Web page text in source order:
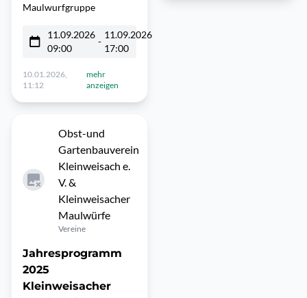
Maulwurfgruppe
11.09.2026
09:00
-
11.09.2026
17:00
10.01.2026,
11:12
mehr
anzeigen
Obst-und
Gartenbauverein
Kleinweisach e.
V. &
Kleinweisacher
Maulwürfe
Vereine
Jahresprogramm
2025
Kleinweisacher